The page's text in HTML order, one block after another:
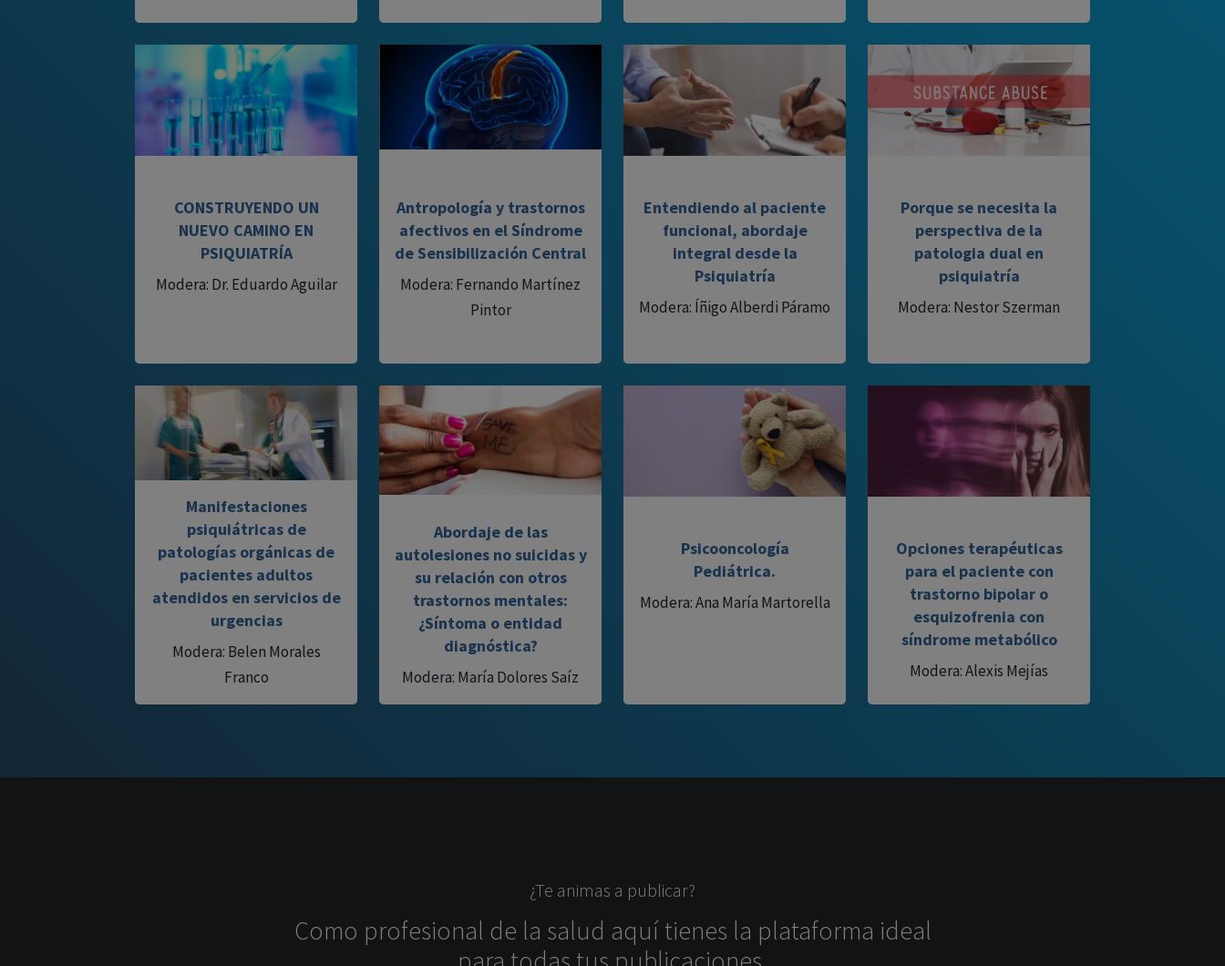
CONSTRUYENDO UN
NUEVO CAMINO EN
PSIQUIATRÍA
Modera: Dr. Eduardo Aguilar
Antropología y trastornos
afectivos en el Síndrome
de Sensibilización Central
Modera: Fernando Martínez
Pintor
Entendiendo al paciente
funcional, abordaje
integral desde la
Psiquiatría
Modera: Íñigo Alberdi Páramo
Porque se necesita la
perspectiva de la
patologia dual en
psiquiatría
Modera: Nestor Szerman
Manifestaciones
psiquiátricas de
patologías orgánicas de
pacientes adultos
atendidos en servicios de
urgencias
Modera: Belen Morales
Franco
Abordaje de las
autolesiones no suicidas y
su relación con otros
trastornos mentales:
¿Síntoma o entidad
diagnóstica?
Modera: María Dolores Saíz
Psicooncología
Pediátrica.
Modera: Ana María Martorella
Opciones terapéuticas
para el paciente con
trastorno bipolar o
esquizofrenia con
síndrome metabólico
Modera: Alexis Mejías
¿Te animas a publicar?
Como profesional de la salud aquí tienes la plataforma ideal